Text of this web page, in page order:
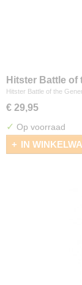
Hitster Battle of
Hitster Battle of the
€ 29,95
✓ Op voorraad
IN